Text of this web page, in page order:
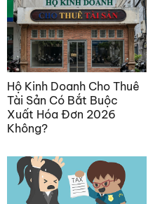
Hộ Kinh Doanh Cho Thuê
Tài Sản Có Bắt Buộc
Xuất Hóa Đơn 2026
Không?